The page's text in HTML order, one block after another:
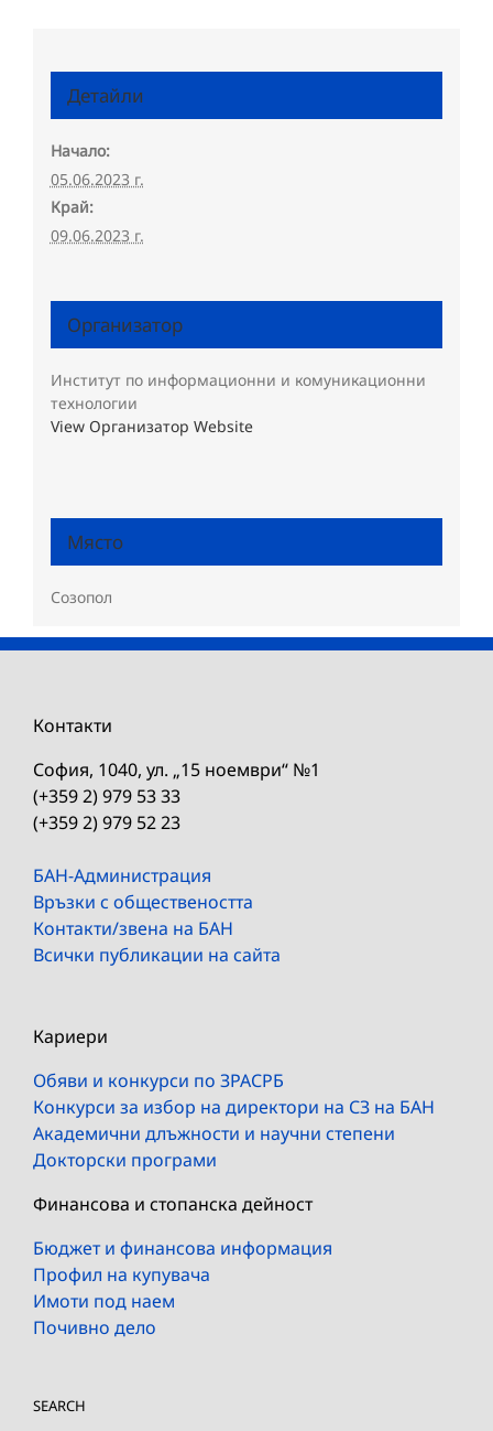
Детайли
Начало:
05.06.2023 г.
Край:
09.06.2023 г.
Организатор
Институт по информационни и комуникационни
технологии
View Организатор Website
Място
Созопол
Контакти
София, 1040, ул. „15 ноември“ №1
(+359 2) 979 53 33
(+359 2) 979 52 23
БАН-Администрация
Връзки с обществеността
Контакти/звена на БАН
Всички публикации на сайта
Кариери
Обяви и конкурси по ЗРАСРБ
Конкурси за избор на директори на СЗ на БАН
Академични длъжности и научни степени
Докторски програми
Финансова и стопанска дейност
Бюджет и финансова информация
Профил на купувача
Имоти под наем
Почивно дело
SEARCH